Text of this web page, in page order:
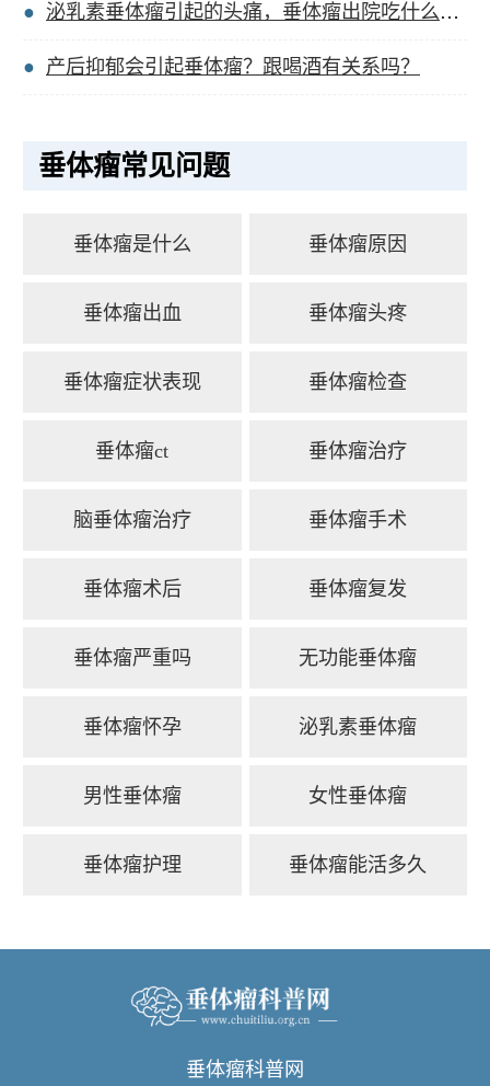
泌乳素垂体瘤引起的头痛，垂体瘤出院吃什么食物好？
产后抑郁会引起垂体瘤？跟喝酒有关系吗？
垂体瘤常见问题
垂体瘤是什么 垂体瘤原因
垂体瘤出血 垂体瘤头疼
垂体瘤症状表现 垂体瘤检查
垂体瘤ct 垂体瘤治疗
脑垂体瘤治疗 垂体瘤手术
垂体瘤术后 垂体瘤复发
垂体瘤严重吗 无功能垂体瘤
垂体瘤怀孕 泌乳素垂体瘤
男性垂体瘤 女性垂体瘤
垂体瘤护理 垂体瘤能活多久
垂体瘤科普网